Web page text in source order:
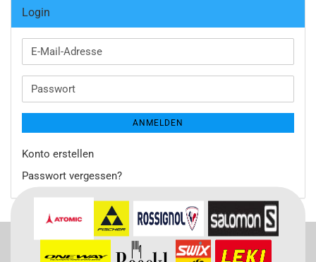
Login
E-
Mail-
Passwort
ANMELDEN
Konto erstellen
Passwort vergessen?